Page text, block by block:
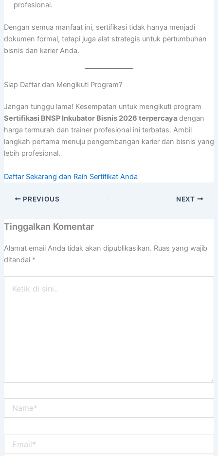
profesional.
Dengan semua manfaat ini, sertifikasi tidak hanya menjadi
dokumen formal, tetapi juga alat strategis untuk pertumbuhan
bisnis dan karier Anda.
Siap Daftar dan Mengikuti Program?
Jangan tunggu lama! Kesempatan untuk mengikuti program
Sertifikasi BNSP Inkubator Bisnis 2026 terpercayadengan
harga termurah dan trainer profesional ini terbatas. Ambil
langkah pertama menuju pengembangan karier dan bisnis yang
lebih profesional.
Daftar Sekarang dan Raih Sertifikat Anda
PREVIOUS NEXT
Tinggalkan Komentar
Alamat email Anda tidak akan dipublikasikan. Ruas yang wajib
ditandai *